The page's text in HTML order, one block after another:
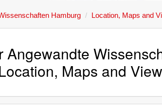
Hamburg Location, Maps and
Angewandte
Maps and